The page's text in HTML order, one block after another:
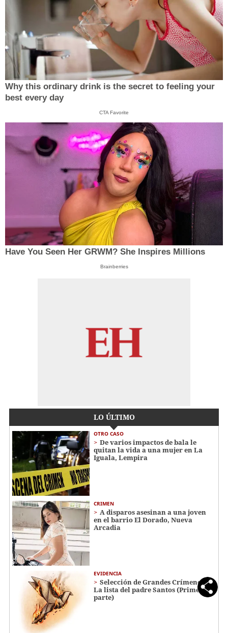
Why this ordinary drink is the secret to feeling your
best every day
CTA Favorite
Have You Seen Her GRWM? She Inspires Millions
Brainberries
LO ÚLTIMO
OTRO CASO
De varios impactos de bala le
quitan la vida a una mujer en La
Iguala, Lempira
CRIMEN
A disparos asesinan a una joven
en el barrio El Dorado, Nueva
Arcadia
EVIDENCIA
Selección de Grandes Crímenes:
La lista del padre Santos (Primera
parte)